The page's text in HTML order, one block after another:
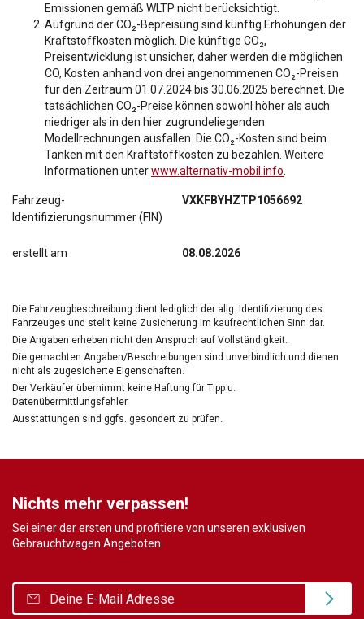
Emissionen gemäß WLTP nicht berücksichtigt.
Aufgrund der CO₂-Bepreisung sind künftig Erhöhungen der
Kraftstoffkosten möglich. Die künftige CO₂,
Preisentwicklung ist unsicher, daher werden die möglichen
CO, Kosten anhand von drei angenommenen CO₂-Preisen
für den Zeitraum 01.07.2024 bis 30.06.2025 berechnet. Die
tatsächlichen CO₂-Preise können sowohl höher als auch
niedriger als in den hier zugrundeliegenden
Modellrechnungen ausfallen. Die CO₂-Kosten sind beim
Tanken mit den Kraftstoffkosten zu bezahlen. Weitere
Informationen unterwww.alternativ-mobil.info.
Fahrzeug-
Identifizierungsnummer (FIN)
VXKFBYHZTP1056692
erstellt am 08.08.2026
Die Fahrzeugbeschreibung dient lediglich der allg. Identifizierung des
Fahrzeuges und stellt keine Zusicherung im kaufrechtlichen Sinn dar.
Die Angaben erheben nicht den Anspruch auf Vollständigkeit.
Die gemachten Angaben/Beschreibungen sind unverbindlich und dienen
nicht als zugesicherte Eigenschaften.
Der Verkäufer übernimmt keine Haftung für Tipp u.
Datenübermittlungsfehler.
Ausstattungen sind ggfs. gesondert zu prüfen.
Nichts mehr verpassen!
Sei einer der ersten und profitiere von unseren exklusiven
Gebrauchtwagen Angeboten.